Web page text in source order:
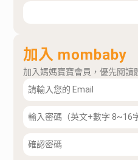
加入 mombaby
加入媽媽寶寶會員，優先閱讀